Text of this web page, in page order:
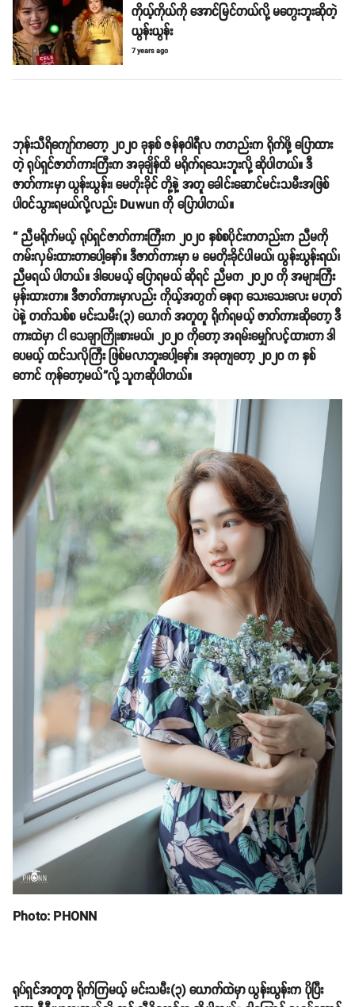
ကိုယ့်ကိုယ်ကို အောင်မြင်တယ်လို့ မတွေးဘူးဆိုတဲ့
ယွန်းယွန်း
7 years ago
ဘုန်းသီရိကျော်ကတော့ ၂၀၂၀ ခုနှစ် ဇန်နဝါရီလ ကတည်းက ရိုက်ဖို့ ပြောထား
တဲ့ ရုပ်ရှင်ဇာတ်ကားကြီးက အခုချိန်ထိ မရိုက်ရသေးဘူးလို့ ဆိုပါတယ်။ ဒီ
ဇာတ်ကားမှာ ယွန်းယွန်း၊ မေတိုးခိုင် တို့နဲ့ အတူ ခေါင်းဆောင်မင်းသမီးအဖြစ်
ပါဝင်သွားရမယ်လို့လည်း Duwun ကို ပြောပါတယ်။
“ ညီမရိုက်မယ့် ရုပ်ရှင်ဇာတ်ကားကြီးက ၂၀၂၀ နှစ်စပိုင်းကတည်းက ညီမကို
ကမ်းလှမ်းထားတာပေါ့နော်။ ဒီဇာတ်ကားမှာ မ မေတိုးခိုင်ပါမယ်၊ ယွန်းယွန်းရယ်၊
ညီမရယ် ပါတယ်။ ဒါပေမယ့် ပြောရမယ် ဆိုရင် ညီမက ၂၀၂၀ ကို အများကြီး
မှန်းထားတာ။ ဒီဇာတ်ကားမှာလည်း ကိုယ့်အတွက် နေရာ သေးသေးလေး မဟုတ်
ပဲနဲ့ တက်သစ်စ မင်းသမီး(၃) ယောက် အတူတူ ရိုက်ရမယ့် ဇာတ်ကားဆိုတော့ ဒီ
ကားထဲမှာ ငါ သေချာကြိုးစားမယ်၊ ၂၀၂၀ ကိုတော့ အရမ်းမျှော်လင့်ထားတာ ဒါ
ပေမယ့် ထင်သလိုကြီး ဖြစ်မလာဘူးပေါ့နော်။ အခုကျတော့ ၂၀၂၀ က နှစ်
တောင် ကုန်တော့မယ်”လို့ သူကဆိုပါတယ်။
Photo: PHONN
ရုပ်ရှင်အတူတူ ရိုက်ကြမယ့် မင်းသမီး(၃) ယောက်ထဲမှာ ယွန်းယွန်းက ပိုပြီး